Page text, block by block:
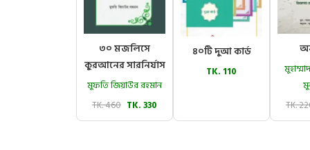
৩০ মজলিসে
কুরআনের সারনির্যাস
মুফতি জিয়াউর রহমান
TK. 460 TK. 330
৪০টি দুআ কার্ড
TK. 110
TK.